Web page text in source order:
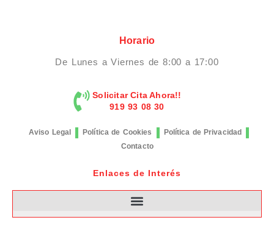
Horario
De Lunes a Viernes de 8:00 a 17:00
Solicitar Cita Ahora!!
919 93 08 30
Aviso Legal Política de Cookies
Política de Privacidad
Contacto
Enlaces de Interés